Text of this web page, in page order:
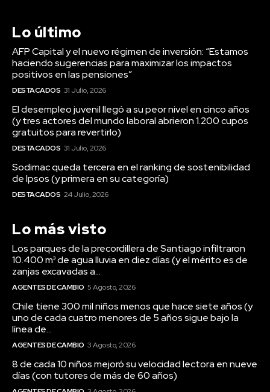
Lo último
AFP Capital y el nuevo régimen de inversión: “Estamos
haciendo sugerencias para maximizar los impactos
positivos en las pensiones”
DESTACADOS 31 Julio, 2026
El desempleo juvenil llegó a su peor nivel en cinco años
(y tres actores del mundo laboral abrieron 1.200 cupos
gratuitos para revertirlo)
DESTACADOS 31 Julio, 2026
Sodimac queda tercera en el ranking de sostenibilidad
de Ipsos (y primera en su categoría)
DESTACADOS 24 Julio, 2026
Lo más visto
Los parques de la precordillera de Santiago infiltraron
10.400 m³ de agua lluvia en diez días (y el mérito es de
zanjas excavadas a...
AGENTES DE CAMBIO 5 Agosto, 2026
Chile tiene 300 mil niños menos que hace siete años (y
uno de cada cuatro menores de 5 años sigue bajo la
línea de...
AGENTES DE CAMBIO 3 Agosto, 2026
8 de cada 10 niños mejoró su velocidad lectora en nueve
días (con tutores de más de 60 años)